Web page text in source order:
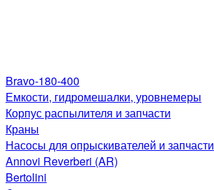
Bravo-180-400
Емкости, гидромешалки, уровнемеры
Корпус распылителя и запчасти
Краны
Насосы для опрыскивателей и запчасти
Annovi Reverberi (AR)
Bertolini